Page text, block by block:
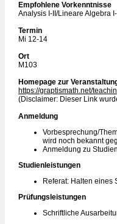
Empfohlene Vorkenntnisse
Analysis I-II/Lineare Algebra
Termin
Mi 12-14
Ort
M103
Homepage zur
https://graptismath.net/
(Disclaimer: Dieser Link
Anmeldung
Vorbesprechung/
wird noch bekannt
Anmeldung zu
Studienleistungen
Referat: Halten eines
Prüfungsleistungen
Schriftliche